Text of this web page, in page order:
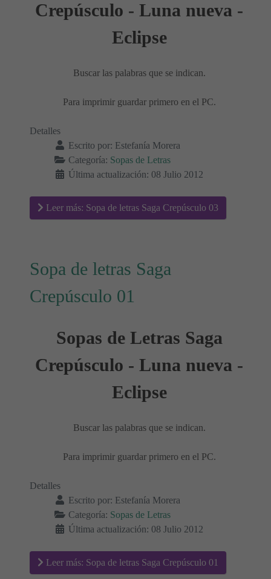
Crepúsculo - Luna nueva -
Eclipse
Buscar las palabras que se indican.
Para imprimir guardar primero en el PC.
Detalles
Escrito por: Estefanía Morera
Categoría: Sopas de Letras
Última actualización: 08 Julio 2012
Leer más: Sopa de letras Saga Crepúsculo 03
Sopa de letras Saga
Crepúsculo 01
Sopas de Letras Saga
Crepúsculo - Luna nueva -
Eclipse
Buscar las palabras que se indican.
Para imprimir guardar primero en el PC.
Detalles
Escrito por: Estefanía Morera
Categoría: Sopas de Letras
Última actualización: 08 Julio 2012
Leer más: Sopa de letras Saga Crepúsculo 01